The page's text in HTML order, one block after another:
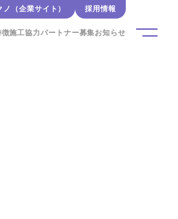
（企業サイト） 採用情報
施工協力パートナー募集お知らせ